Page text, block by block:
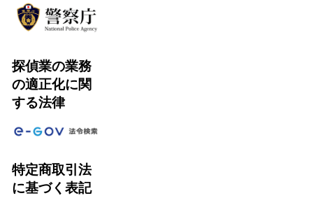
探偵業の業務
の適正化に関
する法律
特定商取引法
に基づく表記